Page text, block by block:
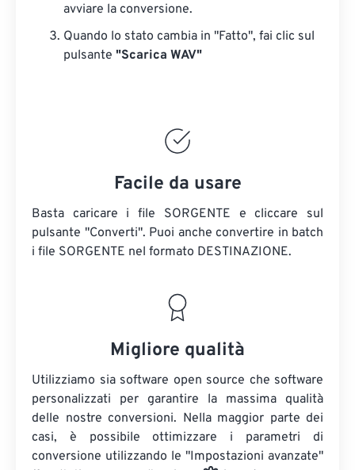
avviare la conversione.
Quando lo stato cambia in "Fatto", fai clic sul
pulsante "Scarica WAV"
Facile da usare
Basta caricare i file SORGENTE e cliccare sul
pulsante "Converti". Puoi anche convertire in batch
i file SORGENTE nel formato DESTINAZIONE.
Migliore qualità
Utilizziamo sia software open source che software
personalizzati per garantire la massima qualità
delle nostre conversioni. Nella maggior parte dei
casi, è possibile ottimizzare i parametri di
conversione utilizzando le "Impostazioni avanzate"